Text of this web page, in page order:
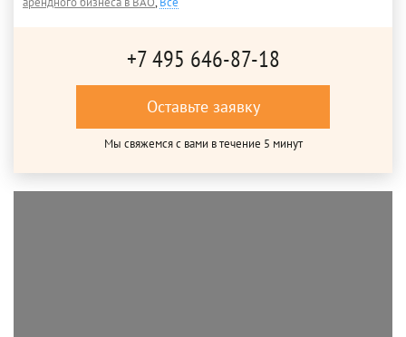
+7 495 646-87-18
Оставьте заявку
Мы свяжемся с вами в течение 5 минут